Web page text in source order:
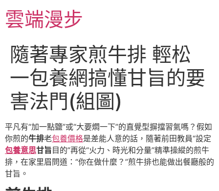
至雲端漫步
隨著專家煎牛排 輕松
一包養網搞懂甘旨的要
害法門(組圖)
平凡有“加一點鹽”或“大要燜一下”的直覺型摒擋習氣嗎？假如
你煎的牛排老包養價格是差能人意的話，隨著前田教員“設定
包養意思甘旨 目的”再從“火力、時光和分量”精準操縱的煎牛
排，在家里眉問道：“你在做什麼？”煎牛排也能做出餐廳般的
甘旨。